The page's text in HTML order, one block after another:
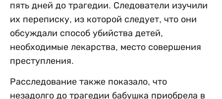
пять дней до трагедии. Следователи изучили
их переписку, из которой следует, что они
обсуждали способ убийства детей,
необходимые лекарства, место совершения
преступления.
Расследование также показало, что
незадолго до трагедии бабушка приобрела в